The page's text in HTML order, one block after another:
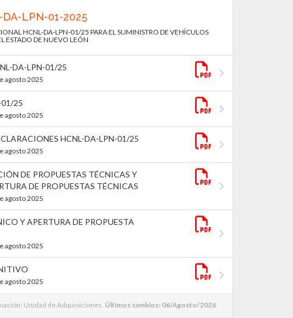
LPN-01-2025
HCNL-DA-LPN-01/25 PARA EL SUMINISTRO DE VEHÍCULOS
ESTADO DE NUEVO LEÓN
DA-LPN-01/25
agosto 2025
01/25
agosto 2025
HCNL-DA-LPN-01/25
agosto 2025
DE PROPUESTAS TÉCNICAS Y
DE PROPUESTAS TÉCNICAS
agosto 2025
Y APERTURA DE PROPUESTA
agosto 2025
agosto 2025
Unidad de Adquisiciones. Últimos cambios: 06/Agosto/2026